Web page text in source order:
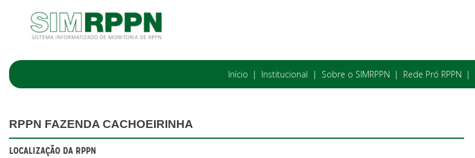
Início Institucional Sobre o SIMRPPN Rede Pró RPPN
RPPN FAZENDA CACHOEIRINHA
LOCALIZAÇÃO DA RPPN